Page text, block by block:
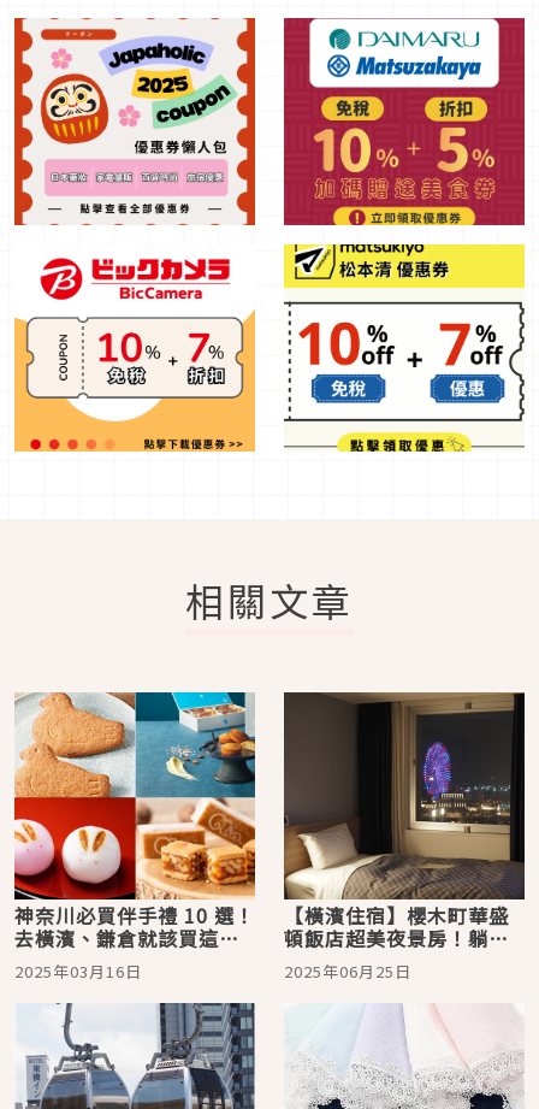
相關文章
神奈川必買伴手禮 10 選！
去橫濱、鎌倉就該買這
些，人氣鴿子餅乾、鹽味
香草費南雪，帶回滿滿在
地美味
2025年03月16日
【橫濱住宿】櫻木町華盛
頓飯店超美夜景房！躺著
將橫濱市區的白天夜景盡
收眼底
2025年06月25日